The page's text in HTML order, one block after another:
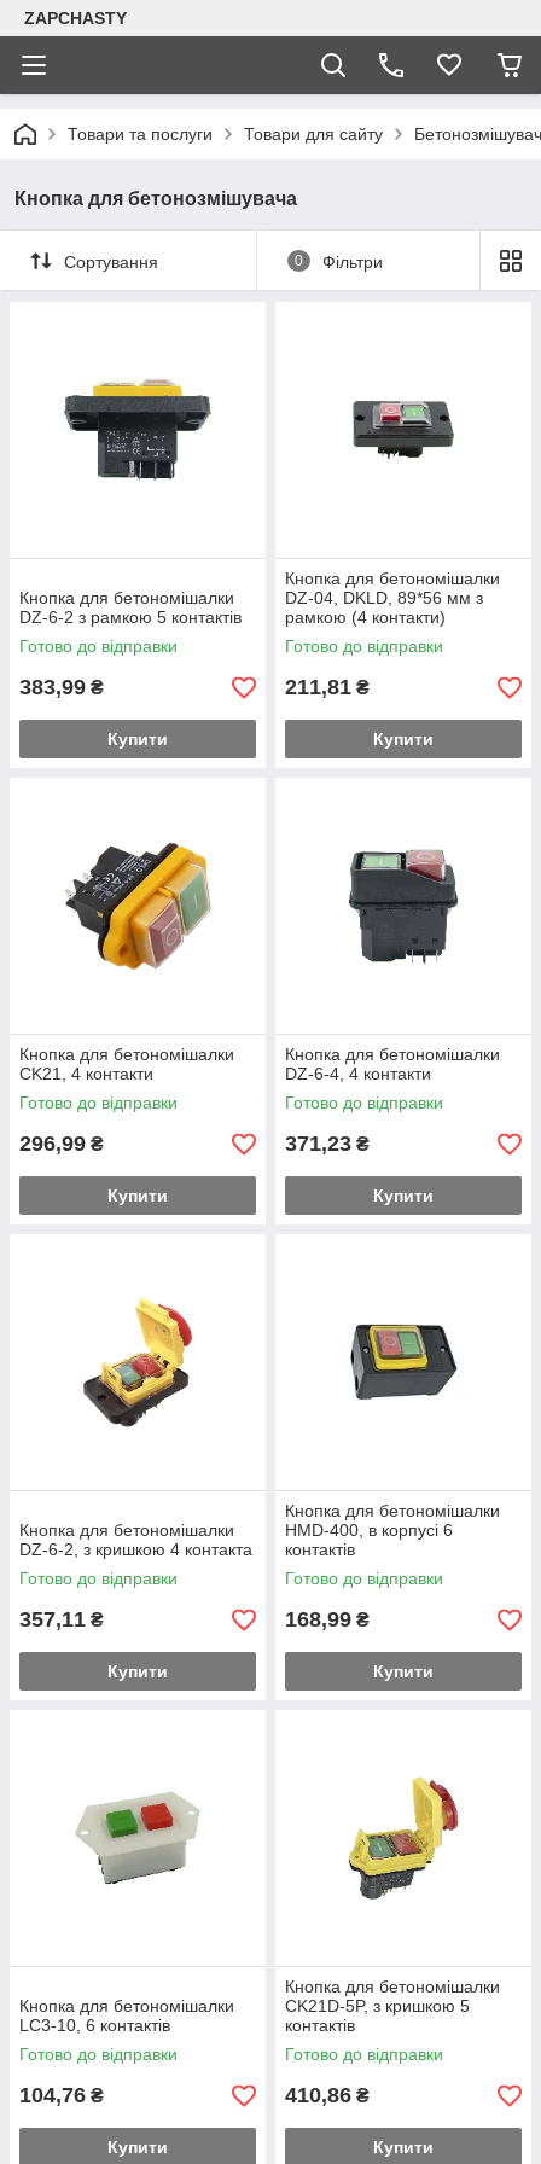
ZAPCHASTY
Товари та послуги Товари для сайту Бетонозмішувач
Кнопка для бетонозмішувача
Сортування 0 Фільтри
Кнопка для бетономішалки
DZ-6-2 з рамкою 5 контактів
Готово до відправки
383,99 ₴
Купити
Кнопка для бетономішалки
DZ-04, DKLD, 89*56 мм з
рамкою (4 контакти)
Готово до відправки
211,81 ₴
Купити
Кнопка для бетономішалки
CK21, 4 контакти
Готово до відправки
296,99 ₴
Купити
Кнопка для бетономішалки
DZ-6-4, 4 контакти
Готово до відправки
371,23 ₴
Купити
Кнопка для бетономішалки
DZ-6-2, з кришкою 4 контакта
Готово до відправки
357,11 ₴
Купити
Кнопка для бетономішалки
HMD-400, в корпусі 6
контактів
Готово до відправки
168,99 ₴
Купити
Кнопка для бетономішалки
LC3-10, 6 контактів
Готово до відправки
104,76 ₴
Купити
Кнопка для бетономішалки
CK21D-5P, з кришкою 5
контактів
Готово до відправки
410,86 ₴
Купити